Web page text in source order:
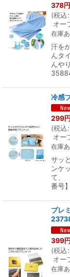
378円
(税込:
オー
在庫
汗を
んタ
んや
冷感
299円
(税込:
オー
在庫
サッ
ンケ
て、
番号
プレ
399円
(税込:
オー
在庫